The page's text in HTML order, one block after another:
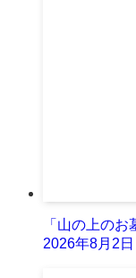
「山の上の
2026年8月2日